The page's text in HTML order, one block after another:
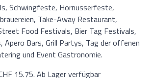
Schwingfeste, Hornusserfeste,
Take-Away Restaurant,
Food Festivals, Bier Tag Festivals,
Apero Bars, Grill Partys, Tag der offenen
und Event Gastronomie.
15.75. Ab Lager verfügbar